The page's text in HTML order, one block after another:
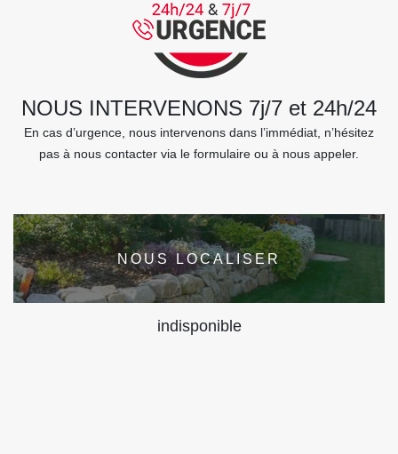
NOUS INTERVENONS 7j/7 et 24h/24
En cas d’urgence, nous intervenons dans l’immédiat, n’hésitez
pas à nous contacter via le formulaire ou à nous appeler.
NOUS LOCALISER
indisponible